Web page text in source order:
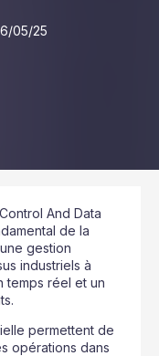
05/25
And Data
de la
gestion
industriels à
temps réel et un
permettent de
opérations dans